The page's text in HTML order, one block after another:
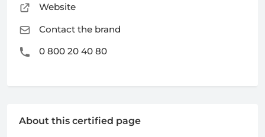
Website
Contact the brand
0 800 20 40 80
About this certified page